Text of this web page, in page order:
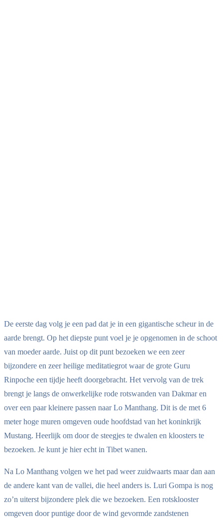
De eerste dag volg je een pad dat je in een gigantische scheur in de
aarde brengt. Op het diepste punt voel je je opgenomen in de schoot
van moeder aarde. Juist op dit punt bezoeken we een zeer
bijzondere en zeer heilige meditatiegrot waar de grote Guru
Rinpoche een tijdje heeft doorgebracht. Het vervolg van de trek
brengt je langs de onwerkelijke rode rotswanden van Dakmar en
over een paar kleinere passen naar Lo Manthang. Dit is de met 6
meter hoge muren omgeven oude hoofdstad van het koninkrijk
Mustang. Heerlijk om door de steegjes te dwalen en kloosters te
bezoeken. Je kunt je hier echt in Tibet wanen.
Na Lo Manthang volgen we het pad weer zuidwaarts maar dan aan
de andere kant van de vallei, die heel anders is. Luri Gompa is nog
zo’n uiterst bijzondere plek die we bezoeken. Een rotsklooster
omgeven door puntige door de wind gevormde zandstenen